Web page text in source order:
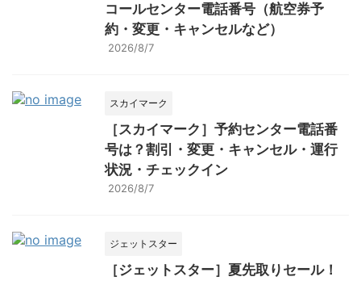
コールセンター電話番号（航空券予
約・変更・キャンセルなど）
2026/8/7
スカイマーク
［スカイマーク］予約センター電話番
号は？割引・変更・キャンセル・運行
状況・チェックイン
2026/8/7
ジェットスター
［ジェットスター］夏先取りセール！